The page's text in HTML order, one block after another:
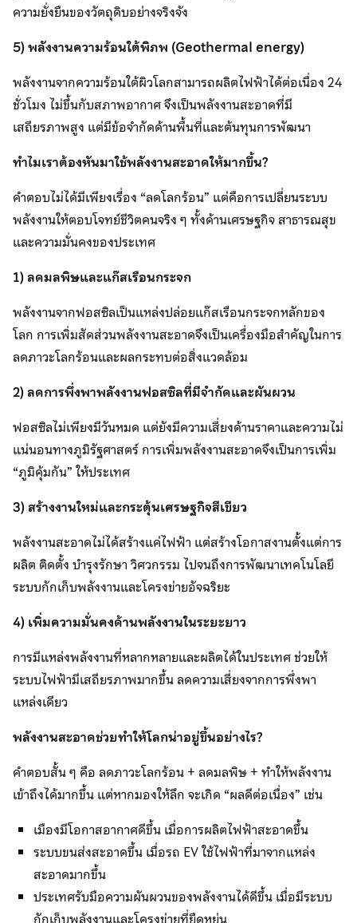
ความยั่งยืนของวัตถุดิบอย่างจริงจัง
5) พลังงานความร้อนใต้พิภพ (Geothermal energy)
พลังงานจากความร้อนใต้ผิวโลกสามารถผลิตไฟฟ้าได้ต่อเนื่อง 24
ชั่วโมง ไม่ขึ้นกับสภาพอากาศ จึงเป็นพลังงานสะอาดที่มี
เสถียรภาพสูง แต่มีข้อจำกัดด้านพื้นที่และต้นทุนการพัฒนา
ทำไมเราต้องหันมาใช้พลังงานสะอาดให้มากขึ้น?
คำตอบไม่ได้มีเพียงเรื่อง “ลดโลกร้อน” แต่คือการเปลี่ยนระบบ
พลังงานให้ตอบโจทย์ชีวิตคนจริง ๆ ทั้งด้านเศรษฐกิจ สาธารณสุข
และความมั่นคงของประเทศ
1) ลดมลพิษและแก๊สเรือนกระจก
พลังงานจากฟอสซิลเป็นแหล่งปล่อยแก๊สเรือนกระจกหลักของ
โลก การเพิ่มสัดส่วนพลังงานสะอาดจึงเป็นเครื่องมือสำคัญในการ
ลดภาวะโลกร้อนและผลกระทบต่อสิ่งแวดล้อม
2) ลดการพึ่งพาพลังงานฟอสซิลที่มีจำกัดและผันผวน
ฟอสซิลไม่เพียงมีวันหมด แต่ยังมีความเสี่ยงด้านราคาและความไม่
แน่นอนทางภูมิรัฐศาสตร์ การเพิ่มพลังงานสะอาดจึงเป็นการเพิ่ม
“ภูมิคุ้มกัน” ให้ประเทศ
3) สร้างงานใหม่และกระตุ้นเศรษฐกิจสีเขียว
พลังงานสะอาดไม่ได้สร้างแค่ไฟฟ้า แต่สร้างโอกาสงานตั้งแต่การ
ผลิต ติดตั้ง บำรุงรักษา วิศวกรรม ไปจนถึงการพัฒนาเทคโนโลยี
ระบบกักเก็บพลังงานและโครงข่ายอัจฉริยะ
4) เพิ่มความมั่นคงด้านพลังงานในระยะยาว
การมีแหล่งพลังงานที่หลากหลายและผลิตได้ในประเทศ ช่วยให้
ระบบไฟฟ้ามีเสถียรภาพมากขึ้น ลดความเสี่ยงจากการพึ่งพา
แหล่งเดียว
พลังงานสะอาดช่วยทำให้โลกน่าอยู่ขึ้นอย่างไร?
คำตอบสั้น ๆ คือ ลดภาวะโลกร้อน + ลดมลพิษ + ทำให้พลังงาน
เข้าถึงได้มากขึ้น แต่หากมองให้ลึก จะเกิด “ผลดีต่อเนื่อง” เช่น
เมืองมีโอกาสอากาศดีขึ้น เมื่อการผลิตไฟฟ้าสะอาดขึ้น
ระบบขนส่งสะอาดขึ้น เมื่อรถ EV ใช้ไฟฟ้าที่มาจากแหล่ง
สะอาดมากขึ้น
ประเทศรับมือความผันผวนของพลังงานได้ดีขึ้น เมื่อมีระบบ